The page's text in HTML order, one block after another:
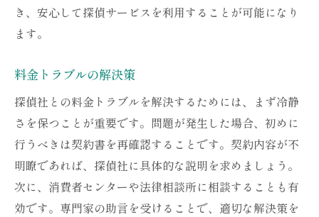
き、安心して探偵サービスを利用することが可能になり
ます。
料金トラブルの解決策
探偵社との料金トラブルを解決するためには、まず冷静
さを保つことが重要です。問題が発生した場合、初めに
行うべきは契約書を再確認することです。契約内容が不
明瞭であれば、探偵社に具体的な説明を求めましょう。
次に、消費者センターや法律相談所に相談することも有
効です。専門家の助言を受けることで、適切な解決策を